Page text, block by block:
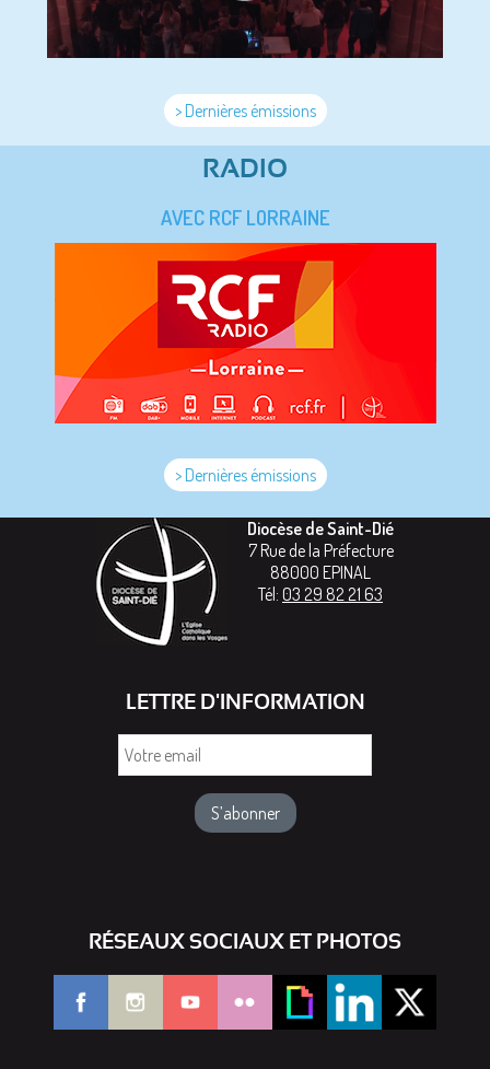
> Dernières émissions
RADIO
AVEC RCF LORRAINE
> Dernières émissions
Diocèse de Saint-Dié
7 Rue de la Préfecture
88000 EPINAL
Tél: 03 29 82 21 63
LETTRE D'INFORMATION
RÉSEAUX SOCIAUX ET PHOTOS